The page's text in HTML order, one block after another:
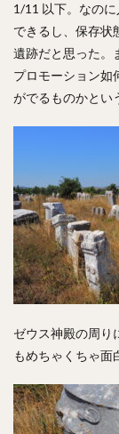
1/11 以下。なの
できるし、保存状
遺跡だと思った。
プロモーション如
がでるものかとい
ゼウス神殿の周り
もめちゃくちゃ面